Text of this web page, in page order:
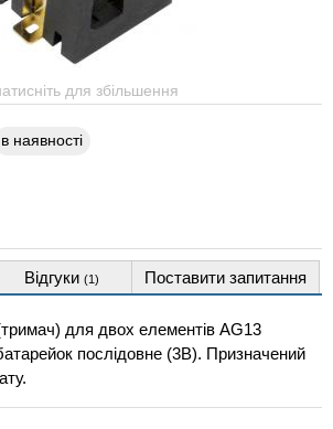
для збільшення
в наявності
Відгуки (1) Поставити запитання
для двох елементів AG13
послідовне (3В). Призначений